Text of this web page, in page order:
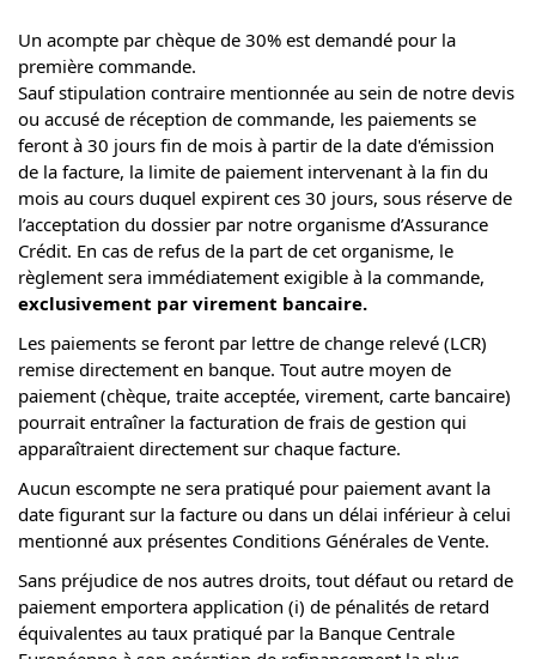
Un acompte par chèque de 30% est demandé pour la
première commande.
Sauf stipulation contraire mentionnée au sein de notre devis
ou accusé de réception de commande, les paiements se
feront à 30 jours fin de mois à partir de la date d'émission
de la facture, la limite de paiement intervenant à la fin du
mois au cours duquel expirent ces 30 jours, sous réserve de
l’acceptation du dossier par notre organisme d’Assurance
Crédit. En cas de refus de la part de cet organisme, le
règlement sera immédiatement exigible à la commande,
exclusivement par virement bancaire.
Les paiements se feront par lettre de change relevé (LCR)
remise directement en banque. Tout autre moyen de
paiement (chèque, traite acceptée, virement, carte bancaire)
pourrait entraîner la facturation de frais de gestion qui
apparaîtraient directement sur chaque facture.
Aucun escompte ne sera pratiqué pour paiement avant la
date figurant sur la facture ou dans un délai inférieur à celui
mentionné aux présentes Conditions Générales de Vente.
Sans préjudice de nos autres droits, tout défaut ou retard de
paiement emportera application (i) de pénalités de retard
équivalentes au taux pratiqué par la Banque Centrale